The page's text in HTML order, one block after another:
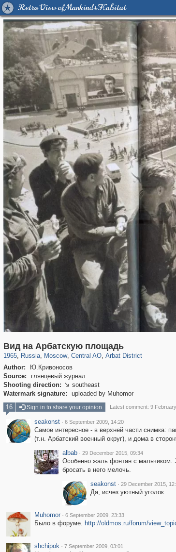
Retro View of Mankind's Habitat
Вид на Арбатскую площадь
1965, Russia
1,406,840 29,243
, Moscow
319,864 8,286
, Central AO
160,012 5,916
, Arbat District
13,485 356
Author:
Ю.Кривоносов
Source:
глянцевый журнал
Shooting direction:  southeast
Watermark signature:
uploaded by Muhomor
16 Sign in to share your opinion Latest comment: 9
seakonst · 6 September 2009, 14:20
Самое интересное - в верхней части снимка:
(т.н. Арбатский военный округ), и дома в
albab · 29 December 2015, 09:34
Особенно жаль фонтан с мальчиком.
бросать в него мелочь.
seakonst · 29 December 2015,
Да, исчез уютный уголок.
Muhomor · 6 September 2009, 23:33
Было в форуме. http://oldmos.ru/forum/
shchipok · 7 September 2009, 03:01